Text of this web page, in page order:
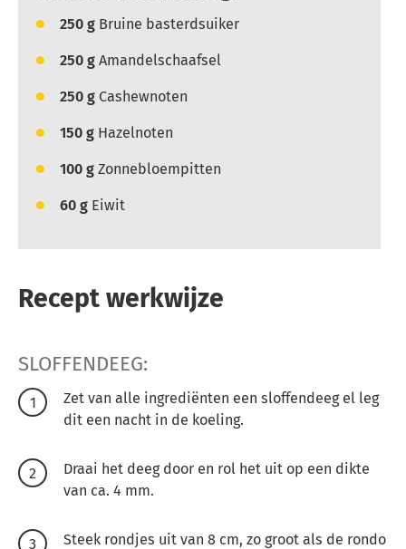
250 g Bruine basterdsuiker
250 g Amandelschaafsel
250 g Cashewnoten
150 g Hazelnoten
100 g Zonnebloempitten
60 g Eiwit
Recept werkwijze
SLOFFENDEEG:
Zet van alle ingrediënten een sloffendeeg el leg
dit een nacht in de koeling.
Draai het deeg door en rol het uit op een dikte
van ca. 4 mm.
Steek rondjes uit van 8 cm, zo groot als de rondo